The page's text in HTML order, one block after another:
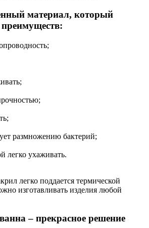
материал, который
преимуществ:
размножению бактерий;
легко ухаживать.
легко поддается термической
изготавливать изделия любой
– прекрасное решение